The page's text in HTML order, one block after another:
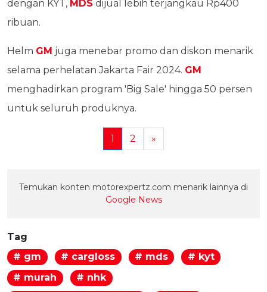
dengan KYT, MDS dijual lebih terjangkau Rp400
ribuan.
Helm GM juga menebar promo dan diskon menarik
selama perhelatan Jakarta Fair 2024. GM
menghadirkan program 'Big Sale' hingga 50 persen
untuk seluruh produknya.
1 2 »
Temukan konten motorexpertz.com menarik lainnya di
Google News
Tag
# gm
# cargloss # mds
# kyt
# murah
# nhk